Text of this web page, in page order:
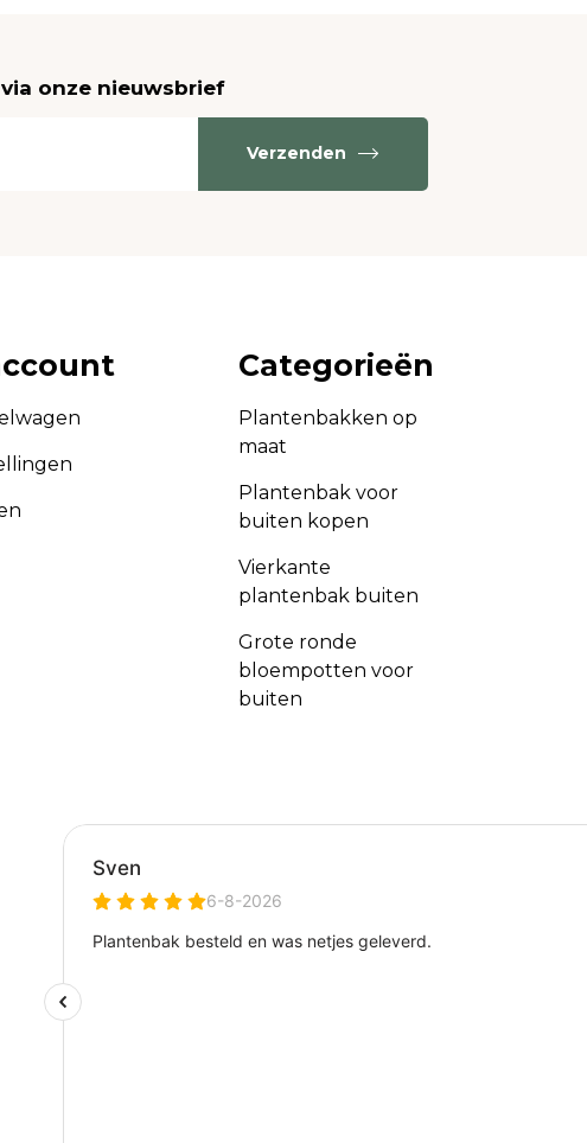
onze nieuwsbrief
Verzenden
Categorieën
Plantenbakken op
maat
Plantenbak voor
buiten kopen
Vierkante
plantenbak buiten
Grote ronde
bloempotten voor
buiten